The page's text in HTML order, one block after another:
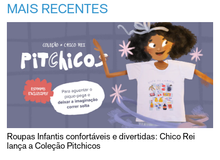
MAIS RECENTES
Roupas Infantis confortáveis e divertidas: Chico Rei
lança a Coleção Pitchicos